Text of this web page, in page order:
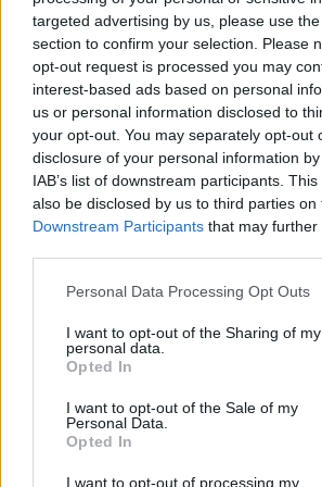
targeted advertising by us, please use
section to confirm your selection. Please
opt-out request is processed you may
interest-based ads based on personal
us or personal information disclosed to
your opt-out. You may separately opt-out
disclosure of your personal information
IAB’s list of downstream participants.
also be disclosed by us to third parties on
Downstream Participants that may
Personal Data Processing Opt Outs
I want to opt-out of the Sharing of my
personal data.
Opted In
I want to opt-out of the Sale of my
Personal Data.
Opted In
I want to opt-out of processing my
eszközök.
"Mi célja a világnak? Boldogság! s
szabadság!" Hogy minél
azt, ami minket ténylegesen lekesít,
művészetek, eszperantó,
ismertterjesztés, tudomány ... És ne
hogy a befogadásnál mindig
magad csinálod
2025. január 9. 11:16
Mi a nyavalya az a falloszkagyló?
eufémisztikusan körülírni.
Válasz